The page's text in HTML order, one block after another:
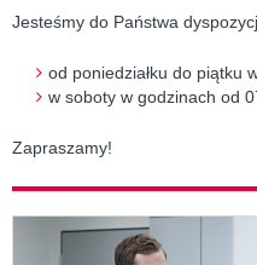
Jesteśmy do Państwa
od poniedziałku do piątku
w soboty w godzinach od
Zapraszamy!